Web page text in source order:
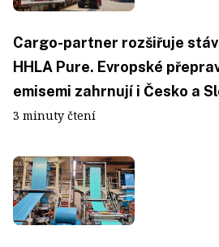
Cargo-partner rozšiřuje
HHLA Pure. Evropské
emisemi zahrnují i Česko a
3 minuty čtení